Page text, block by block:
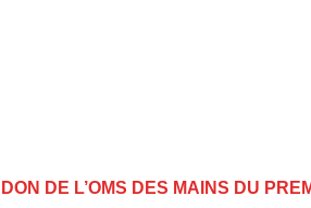
DE L’OMS DES MAINS DU